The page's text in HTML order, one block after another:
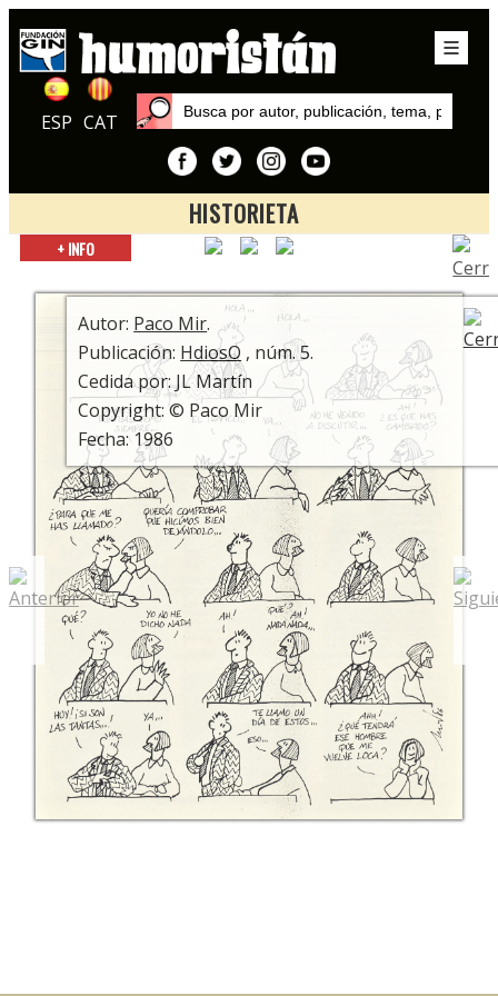
ESP CAT
HISTORIETA
Inicio
Paco Mir
+ INFO
Autor: Paco Mir.
Publicación: HdiosO , núm. 5.
Cedida por: JL Martín
Copyright: © Paco Mir
Fecha: 1986